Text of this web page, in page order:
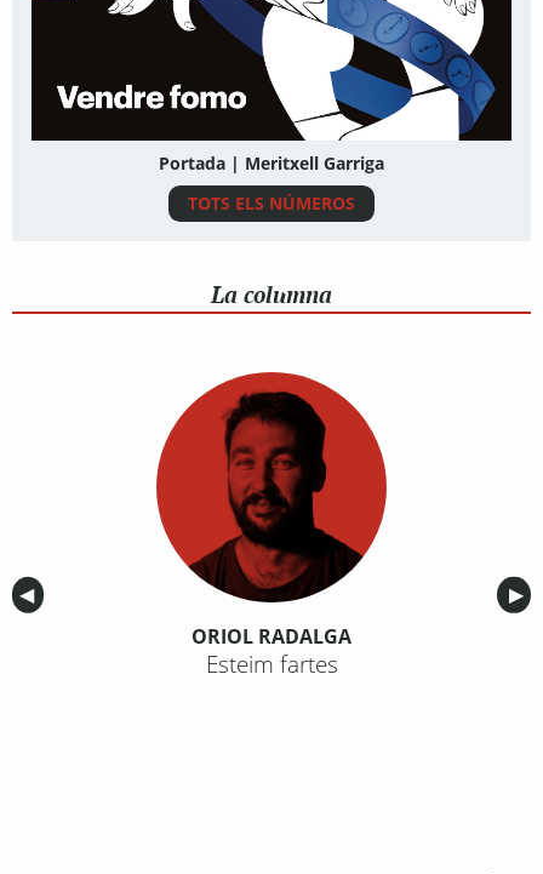
Portada | Meritxell Garriga
TOTS ELS NÚMEROS
La columna
Anterior
◀︎ ▶︎
ORIOL RADALGA
Esteim fartes